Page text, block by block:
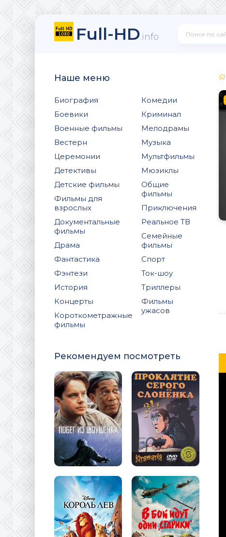
Full-HD.info
Наше меню
Биография
Боевики
Военные фильмы
Вестерн
Церемонии
Детективы
Детские фильмы
Фильмы для
взрослых
Документальные
фильмы
Драма
Фантастика
Фэнтези
История
Концерты
Короткометражные
фильмы
Комедии
Криминал
Мелодрамы
Музыка
Мультфильмы
Мюзиклы
Общие
фильмы
Приключения
Реальное ТВ
Семейные
фильмы
Спорт
Ток-шоу
Триллеры
Фильмы
ужасов
Рекомендуем посмотреть